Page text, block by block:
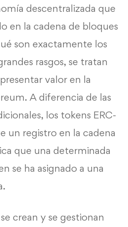
descentralizada que
en la cadena de bloques
son exactamente los
rasgos, se tratan
valor en la
A diferencia de las
los tokens ERC-
un registro en la cadena
que una determinada
se ha asignado a una
crean y se gestionan